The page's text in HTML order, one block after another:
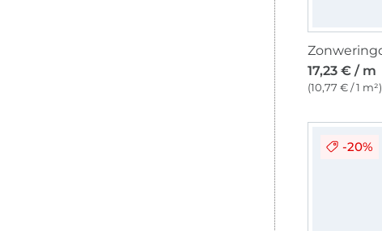
17,23 € / m
(10,77 € / 1 m²)
-20%